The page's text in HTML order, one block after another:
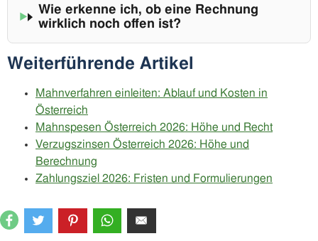
Wie erkenne ich, ob eine Rechnung
wirklich noch offen ist?
Weiterführende Artikel
Mahnverfahren einleiten: Ablauf und Kosten in
Österreich
Mahnspesen Österreich 2026: Höhe und Recht
Verzugszinsen Österreich 2026: Höhe und
Berechnung
Zahlungsziel 2026: Fristen und Formulierungen